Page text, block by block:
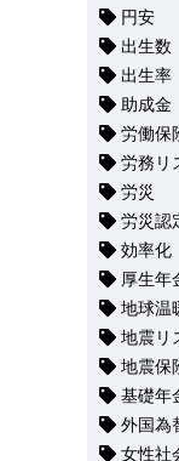
円安
出生数
出生率
助成金
労働保
労務リ
労災
労災認
効率化
厚生年
地球温
地震リ
地震保
基礎年
外国為
女性社